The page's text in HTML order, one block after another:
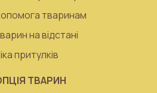
тваринам
на відстані
притулків
ТВАРИН